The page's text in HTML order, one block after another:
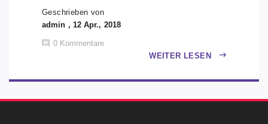
Geschrieben von
admin , 12 Apr., 2018
0 Kommentare
WEITER LESEN